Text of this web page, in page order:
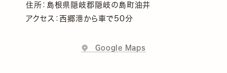
住所：島根県隠岐郡隠岐の島町油井
アクセス：西郷港から車で50分
Google Maps